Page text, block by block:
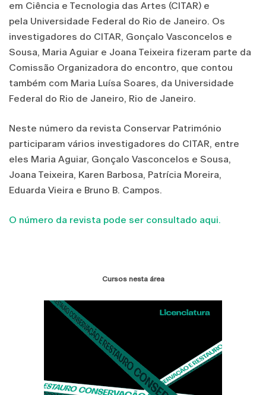
em Ciência e Tecnologia das Artes (CITAR) e
pela Universidade Federal do Rio de Janeiro. Os
investigadores do CITAR, Gonçalo Vasconcelos e
Sousa, Maria Aguiar e Joana Teixeira fizeram parte da
Comissão Organizadora do encontro, que contou
também com Maria Luísa Soares, da Universidade
Federal do Rio de Janeiro, Rio de Janeiro.
Neste número da revista Conservar Património
participaram vários investigadores do CITAR, entre
eles Maria Aguiar, Gonçalo Vasconcelos e Sousa,
Joana Teixeira, Karen Barbosa, Patrícia Moreira,
Eduarda Vieira e Bruno B. Campos.
O número da revista pode ser consultado aqui.
Cursos nesta área